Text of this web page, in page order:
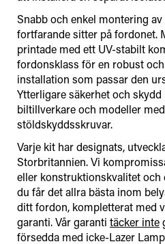
Snabb och enkel montering
fortfarande sitter på fordonet.
printade med ett UV-stabilt
fordonsklass för en robust
installation som passar den
Ytterligare säkerhet och
biltillverkare och modeller
stöldskyddsskruvar.
Varje kit har designats,
Storbritannien. Vi
eller konstruktionskvalitet och
du får det allra bästa inom
ditt fordon, kompletterat med
garanti. Vår garanti täcker inte
försedda med icke-Lazer